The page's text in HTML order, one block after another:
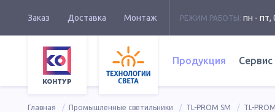
Заказ Доставка Монтаж РЕЖИМ РАБОТЫ: пн - пт,
Продукция Сервис
Главная Промышленные светильники TL-PROM SM TL-